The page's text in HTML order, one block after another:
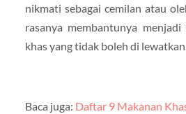
nikmati sebagai cemilan atau
rasanya membantunya
khas yang tidak boleh di
Baca juga: Daftar 9 Makanan